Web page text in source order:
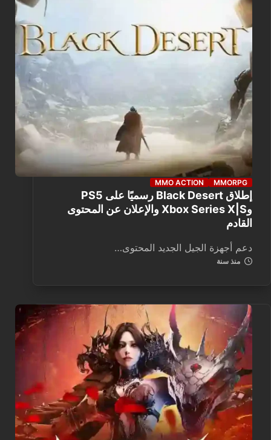
MMO ACTION MMORPG
إطلاق Black Desert رسميًا على PS5
وXbox Series X|S والإعلان عن المحتوى
القادم
دعم أجهزة الجيل الجديد المحتوى…
منذ سنة